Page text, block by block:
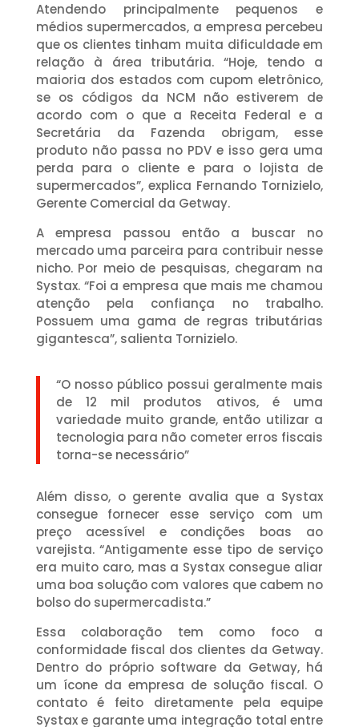
Atendendo principalmente pequenos e
médios supermercados, a empresa percebeu
que os clientes tinham muita dificuldade em
relação à área tributária. “Hoje, tendo a
maioria dos estados com cupom eletrônico,
se os códigos da NCM não estiverem de
acordo com o que a Receita Federal e a
Secretária da Fazenda obrigam, esse
produto não passa no PDV e isso gera uma
perda para o cliente e para o lojista de
supermercados”, explica Fernando Tornizielo,
Gerente Comercial da Getway.
A empresa passou então a buscar no
mercado uma parceira para contribuir nesse
nicho. Por meio de pesquisas, chegaram na
Systax. “Foi a empresa que mais me chamou
atenção pela confiança no trabalho.
Possuem uma gama de regras tributárias
gigantesca”, salienta Tornizielo.
“O nosso público possui geralmente mais
de 12 mil produtos ativos, é uma
variedade muito grande, então utilizar a
tecnologia para não cometer erros fiscais
torna-se necessário”
Além disso, o gerente avalia que a Systax
consegue fornecer esse serviço com um
preço acessível e condições boas ao
varejista. “Antigamente esse tipo de serviço
era muito caro, mas a Systax consegue aliar
uma boa solução com valores que cabem no
bolso do supermercadista.”
Essa colaboração tem como foco a
conformidade fiscal dos clientes da Getway.
Dentro do próprio software da Getway, há
um ícone da empresa de solução fiscal. O
contato é feito diretamente pela equipe
Systax e garante uma integração total entre